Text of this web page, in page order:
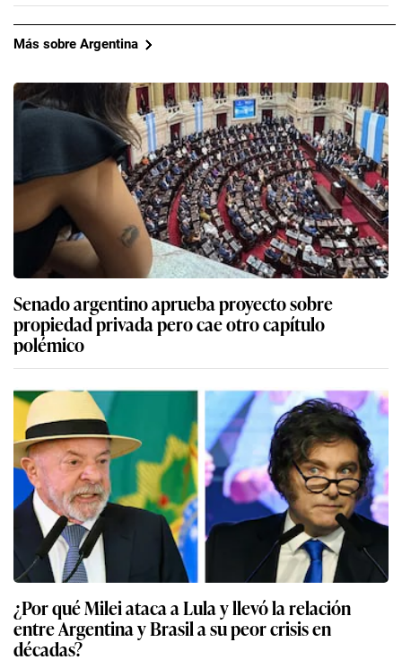
Más sobre Argentina
Senado argentino aprueba proyecto sobre
propiedad privada pero cae otro capítulo
polémico
¿Por qué Milei ataca a Lula y llevó la relación
entre Argentina y Brasil a su peor crisis en
décadas?